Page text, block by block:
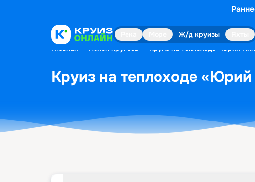
Ж/д круизы
Главная Поиск круизов Круиз на теплоходе «Юрий
Круиз на теплоходе